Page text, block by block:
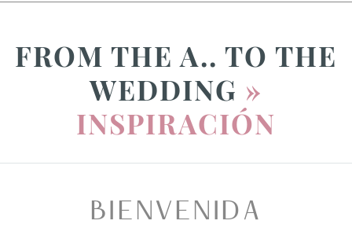
FROM THE A.. TO THE
WEDDING »
INSPIRACIÓN
BIENVENIDA